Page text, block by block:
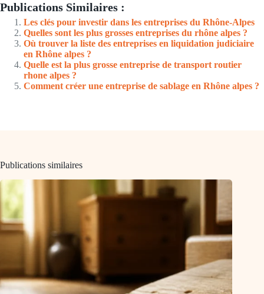
Publications Similaires :
Les clés pour investir dans les entreprises du Rhône-Alpes
Quelles sont les plus grosses entreprises du rhône alpes ?
Où trouver la liste des entreprises en liquidation judiciaire
en Rhône alpes ?
Quelle est la plus grosse entreprise de transport routier
rhone alpes ?
Comment créer une entreprise de sablage en Rhône alpes ?
Publications similaires